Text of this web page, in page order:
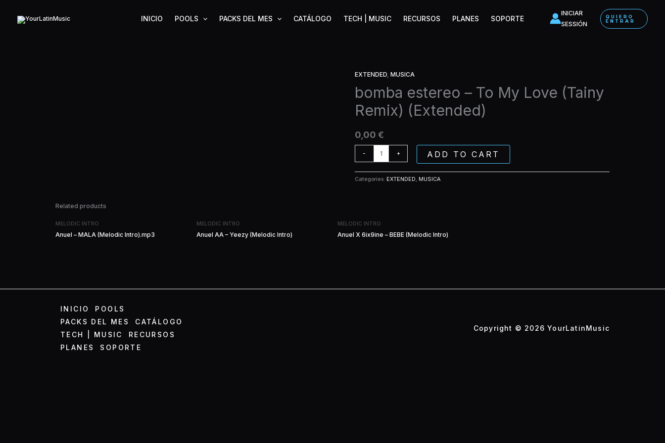
INICIO POOLS PACKS DEL MES CATÁLOGO TECH | MUSIC RECURSOS PLANES SOPORTE
INICIAR
SESSIÓN
QUIERO
ENTRAR
EXTENDED, MUSICA
bomba estereo – To My Love (Tainy
Remix) (Extended)
0,00 €
-
bomba
estereo
-
To
Love
(Tainy
Remix)
(Extended)
quantity
+ ADD TO CART
Categories: EXTENDED, MUSICA
Related products
MELODIC INTRO
Anuel – MALA (Melodic Intro).mp3
MELODIC INTRO
Anuel AA – Yeezy (Melodic Intro)
MELODIC INTRO
Anuel X 6ix9ine – BEBE (Melodic Intro)
INICIO
POOLS
PACKS DEL MES
CATÁLOGO
TECH | MUSIC
RECURSOS
PLANES
SOPORTE
Copyright © 2026 YourLatinMusic
My